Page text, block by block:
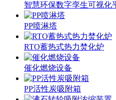
智慧环保数字孪生可视化
PP喷淋塔
RTO蓄热式热力焚化炉
催化燃烧设备
PP活性炭吸附箱